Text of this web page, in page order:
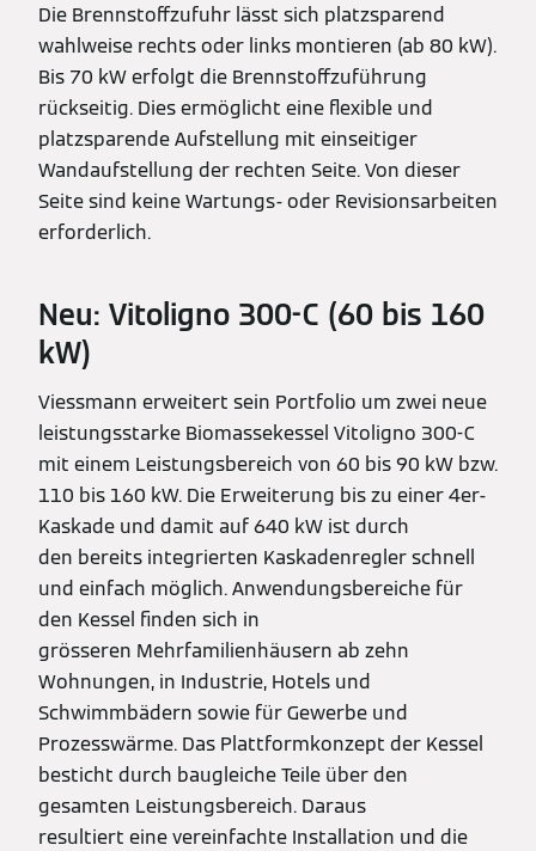
Die Brennstoffzufuhr lässt sich platzsparend
wahlweise rechts oder links montieren (ab 80 kW).
Bis 70 kW erfolgt die Brennstoffzuführung
rückseitig. Dies ermöglicht eine flexible und
platzsparende Aufstellung mit einseitiger
Wandaufstellung der rechten Seite. Von dieser
Seite sind keine Wartungs- oder Revisionsarbeiten
erforderlich.
Neu: Vitoligno 300-C (60 bis 160
kW)
Viessmann erweitert sein Portfolio um zwei neue
leistungsstarke Biomassekessel Vitoligno 300-C
mit einem Leistungsbereich von 60 bis 90 kW bzw.
110 bis 160 kW. Die Erweiterung bis zu einer 4er-
Kaskade und damit auf 640 kW ist durch
den bereits integrierten Kaskadenregler schnell
und einfach möglich. Anwendungsbereiche für
den Kessel finden sich in
grösseren Mehrfamilienhäusern ab zehn
Wohnungen, in Industrie, Hotels und
Schwimmbädern sowie für Gewerbe und
Prozesswärme. Das Plattformkonzept der Kessel
besticht durch baugleiche Teile über den
gesamten Leistungsbereich. Daraus
resultiert eine vereinfachte Installation und die